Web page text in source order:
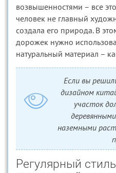
возвышенностями – все
человек не главный
создала его природа. В
дорожек нужно
натуральный материал –
Если вы
дизайном
участок
наземными
Регулярный